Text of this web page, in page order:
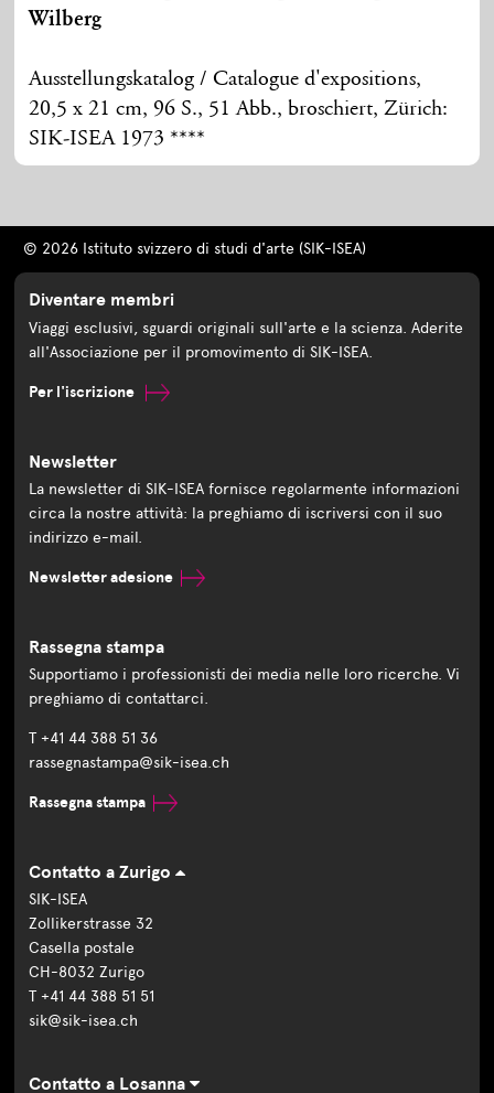
Wilberg
Ausstellungskatalog / Catalogue d'expositions,
20,5 x 21 cm, 96 S., 51 Abb., broschiert, Zürich:
SIK-ISEA 1973 ****
© 2026 Istituto svizzero di studi d'arte (SIK-ISEA)
Diventare membri
Viaggi esclusivi, sguardi originali sull'arte e la scienza. Aderite
all'Associazione per il promovimento di SIK-ISEA.
Per l'iscrizione
Newsletter
La newsletter di SIK-ISEA fornisce regolarmente informazioni
circa la nostre attività: la preghiamo di iscriversi con il suo
indirizzo e-mail.
Newsletter adesione
Rassegna stampa
Supportiamo i professionisti dei media nelle loro ricerche. Vi
preghiamo di contattarci.
T +41 44 388 51 36
rassegnastampa@sik-isea.ch
Rassegna stampa
Contatto a Zurigo
SIK-ISEA
Zollikerstrasse 32
Casella postale
CH-8032 Zurigo
T +41 44 388 51 51
sik@sik-isea.ch
Contatto a Losanna